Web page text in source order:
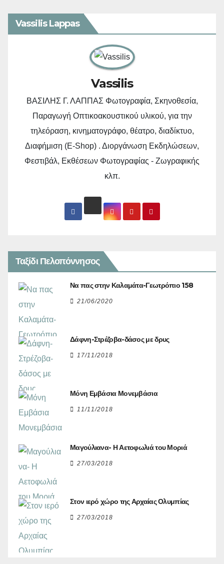
Vassilis Lappas
Vassilis
ΒΑΣΙΛΗΣ Γ. ΛΑΠΠΑΣ Φωτογραφία, Σκηνοθεσία,
Παραγωγή Οπτικοακουστικού υλικού, για την
τηλεόραση, κινηματογράφο, θέατρο, διαδίκτυο,
Διαφήμιση (E-Shop) . Διοργάνωση Εκδηλώσεων,
Φεστιβάλ, Εκθέσεων Φωτογραφίας - Ζωγραφικής
κλπ.
Ταξίδι Πελοπόννησος
Να πας στην Καλαμάτα-Γεωτρόπιο 158
21/06/2020
Δάφνη-Στρέζοβα-δάσος με δρυς
17/11/2018
Μόνη Εμβάσια Μονεμβάσια
11/11/2018
Μαγούλιανα- Η Αετοφωλιά του Μοριά
27/03/2018
Στον ιερό χώρο της Αρχαίας Ολυμπίας
27/03/2018